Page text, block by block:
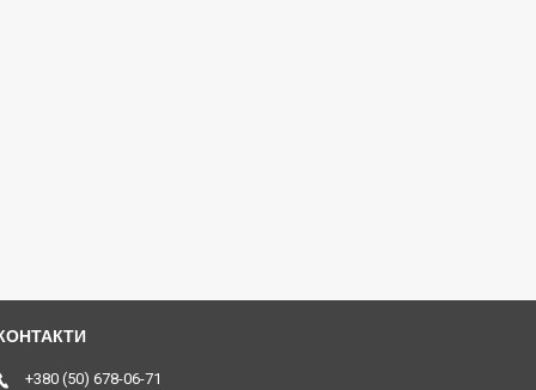
+380 (50) 678-06-71